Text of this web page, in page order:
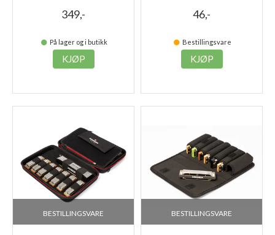
349,-
På lager og i butikk
KJØP
46,-
Bestillingsvare
KJØP
BESTILLINGSVARE BESTILLINGSVARE